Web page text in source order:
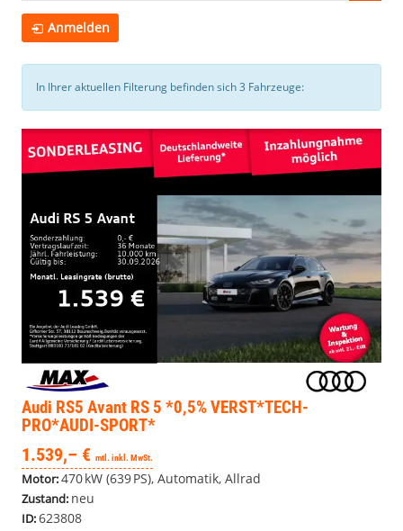
In Ihrer aktuellen Filterung befinden sich3 Fahrzeuge:
Audi RS5 Avant RS 5 *0,5% VERST*TECH-
PRO*AUDI-SPORT*
1.539,– € mtl. inkl. MwSt.
Motor:470 kW (639 PS), Automatik, Allrad
Zustand: neu
ID:623808
Anmelden